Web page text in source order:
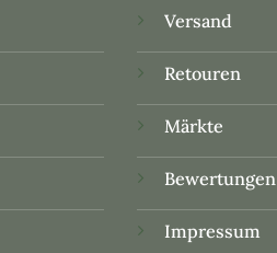
Versand
Retouren
Märkte
Bewertungen
Impressum